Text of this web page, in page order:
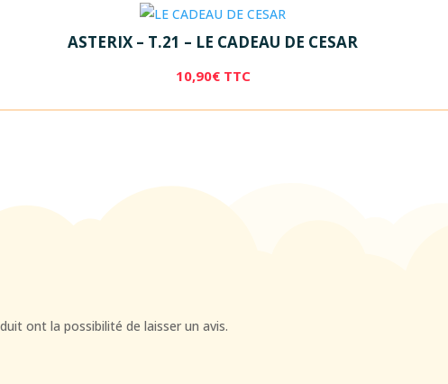
ASTERIX – T.21 – LE CADEAU DE CESAR
10,90€ TTC
ont la possibilité de laisser un avis.